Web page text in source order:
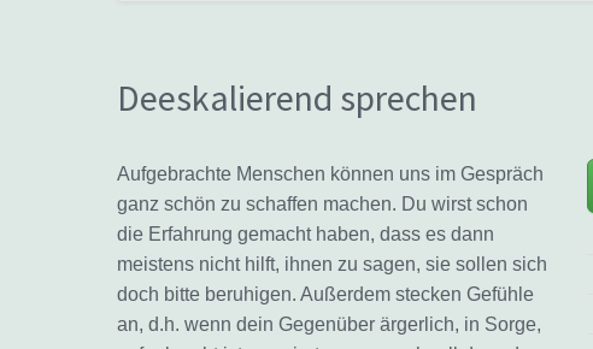
Deeskalierend sprechen
Aufgebrachte Menschen können uns im Gespräch
ganz schön zu schaffen machen. Du wirst schon
die Erfahrung gemacht haben, dass es dann
meistens nicht hilft, ihnen zu sagen, sie sollen sich
doch bitte beruhigen. Außerdem stecken Gefühle
an, d.h. wenn dein Gegenüber ärgerlich, in Sorge,